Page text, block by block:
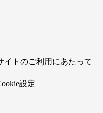
イトのご利用にあたって
設定